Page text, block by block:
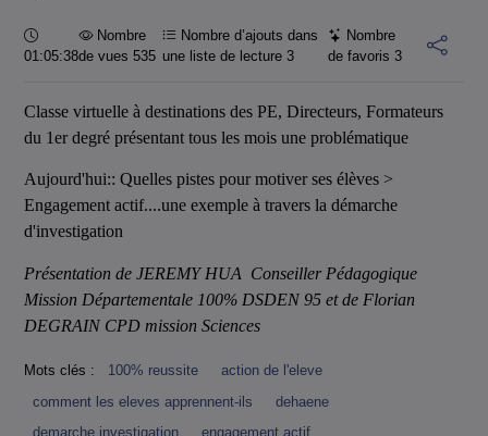
Durée :
01:05:38
Nombre
de vues 535
Nombre d’ajouts dans
une liste de lecture3
Nombre
de favoris 3
Classe virtuelle à destinations des PE, Directeurs, Formateurs
du 1er degré présentant tous les mois une problématique
Aujourd'hui:: Quelles pistes pour motiver ses élèves >
Engagement actif....une exemple à travers la démarche
d'investigation
Présentation de JEREMY HUA Conseiller Pédagogique
Mission Départementale 100% DSDEN 95 et de Florian
DEGRAIN CPD mission Sciences
Mots clés : 100% reussite
action de l'eleve
comment les eleves apprennent-ils
dehaene
demarche investigation
engagement actif